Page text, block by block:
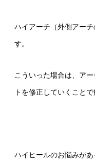
ハイアーチ（外側アー
す。
こういった場合は、ア
トを修正していくこと
ハイヒールのお悩みがあ